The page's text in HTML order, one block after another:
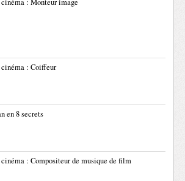
: Monteur image
: Coiffeur
en 8 secrets
: Compositeur de musique de film